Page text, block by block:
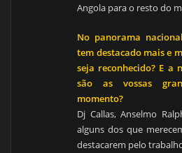
Angola para o resto do
No panorama
tem destacado mais e
seja reconhecido? E a
são as vossas
momento?
Dj Callas, Anselmo
alguns dos que
destacarem pelo